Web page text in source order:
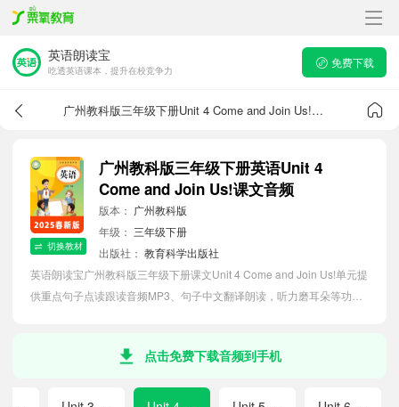
英语朗读宝
吃透英语课本，提升在校竞争力
免费下载
广州教科版三年级下册Unit 4 Come and Join Us!课文音频
切换教材
广州教科版三年级下册英语Unit 4
Come and Join Us!课文音频
版本： 广州教科版
年级： 三年级下册
出版社： 教育科学出版社
英语朗读宝广州教科版三年级下册课文Unit 4 Come and Join Us!单元提
供重点句子点读跟读音频MP3、句子中文翻译朗读，听力磨耳朵等功
点击免费下载音频到手机